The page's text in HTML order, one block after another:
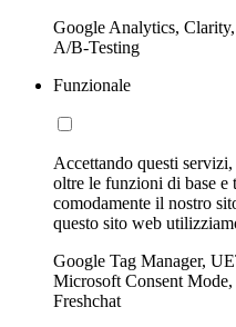
Google Analytics,
A/B-Testing
Funzionale
Accettando questi
oltre le funzioni di base e
comodamente il nostro
questo sito web
Google Tag Manager,
Microsoft Consent
Freshchat